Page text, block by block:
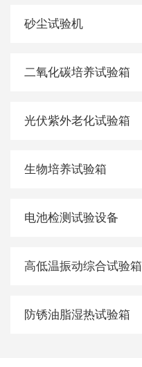
砂尘试验机
二氧化碳培养试验箱
光伏紫外老化试验箱
生物培养试验箱
电池检测试验设备
高低温振动综合试验箱
防锈油脂湿热试验箱